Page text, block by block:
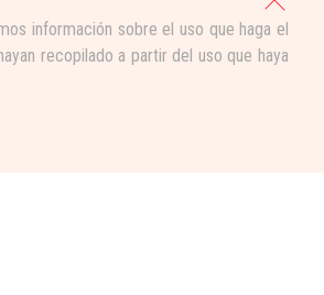
información sobre el uso que haga el
recopilado a partir del uso que haya